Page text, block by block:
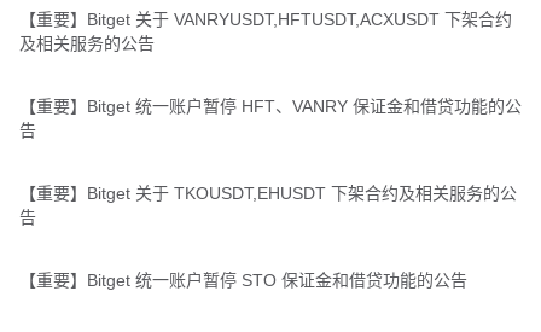
【重要】Bitget 关于 VANRYUSDT,HFTUSDT,ACXUSDT 下架合约
及相关服务的公告
【重要】Bitget 统一账户暂停 HFT、VANRY 保证金和借贷功能的公
告
【重要】Bitget 关于 TKOUSDT,EHUSDT 下架合约及相关服务的公
告
【重要】Bitget 统一账户暂停 STO 保证金和借贷功能的公告